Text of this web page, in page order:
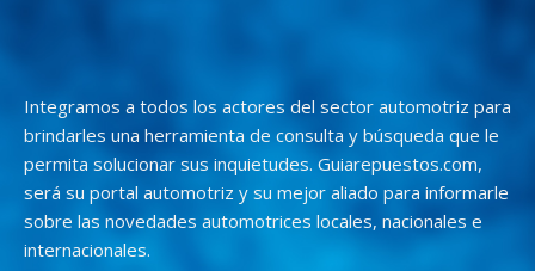
Integramos a todos los actores del sector automotriz para
brindarles una herramienta de consulta y búsqueda que le
permita solucionar sus inquietudes. Guiarepuestos.com,
será su portal automotriz y su mejor aliado para informarle
sobre las novedades automotrices locales, nacionales e
internacionales.